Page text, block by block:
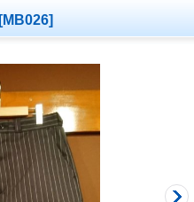
[MB026]